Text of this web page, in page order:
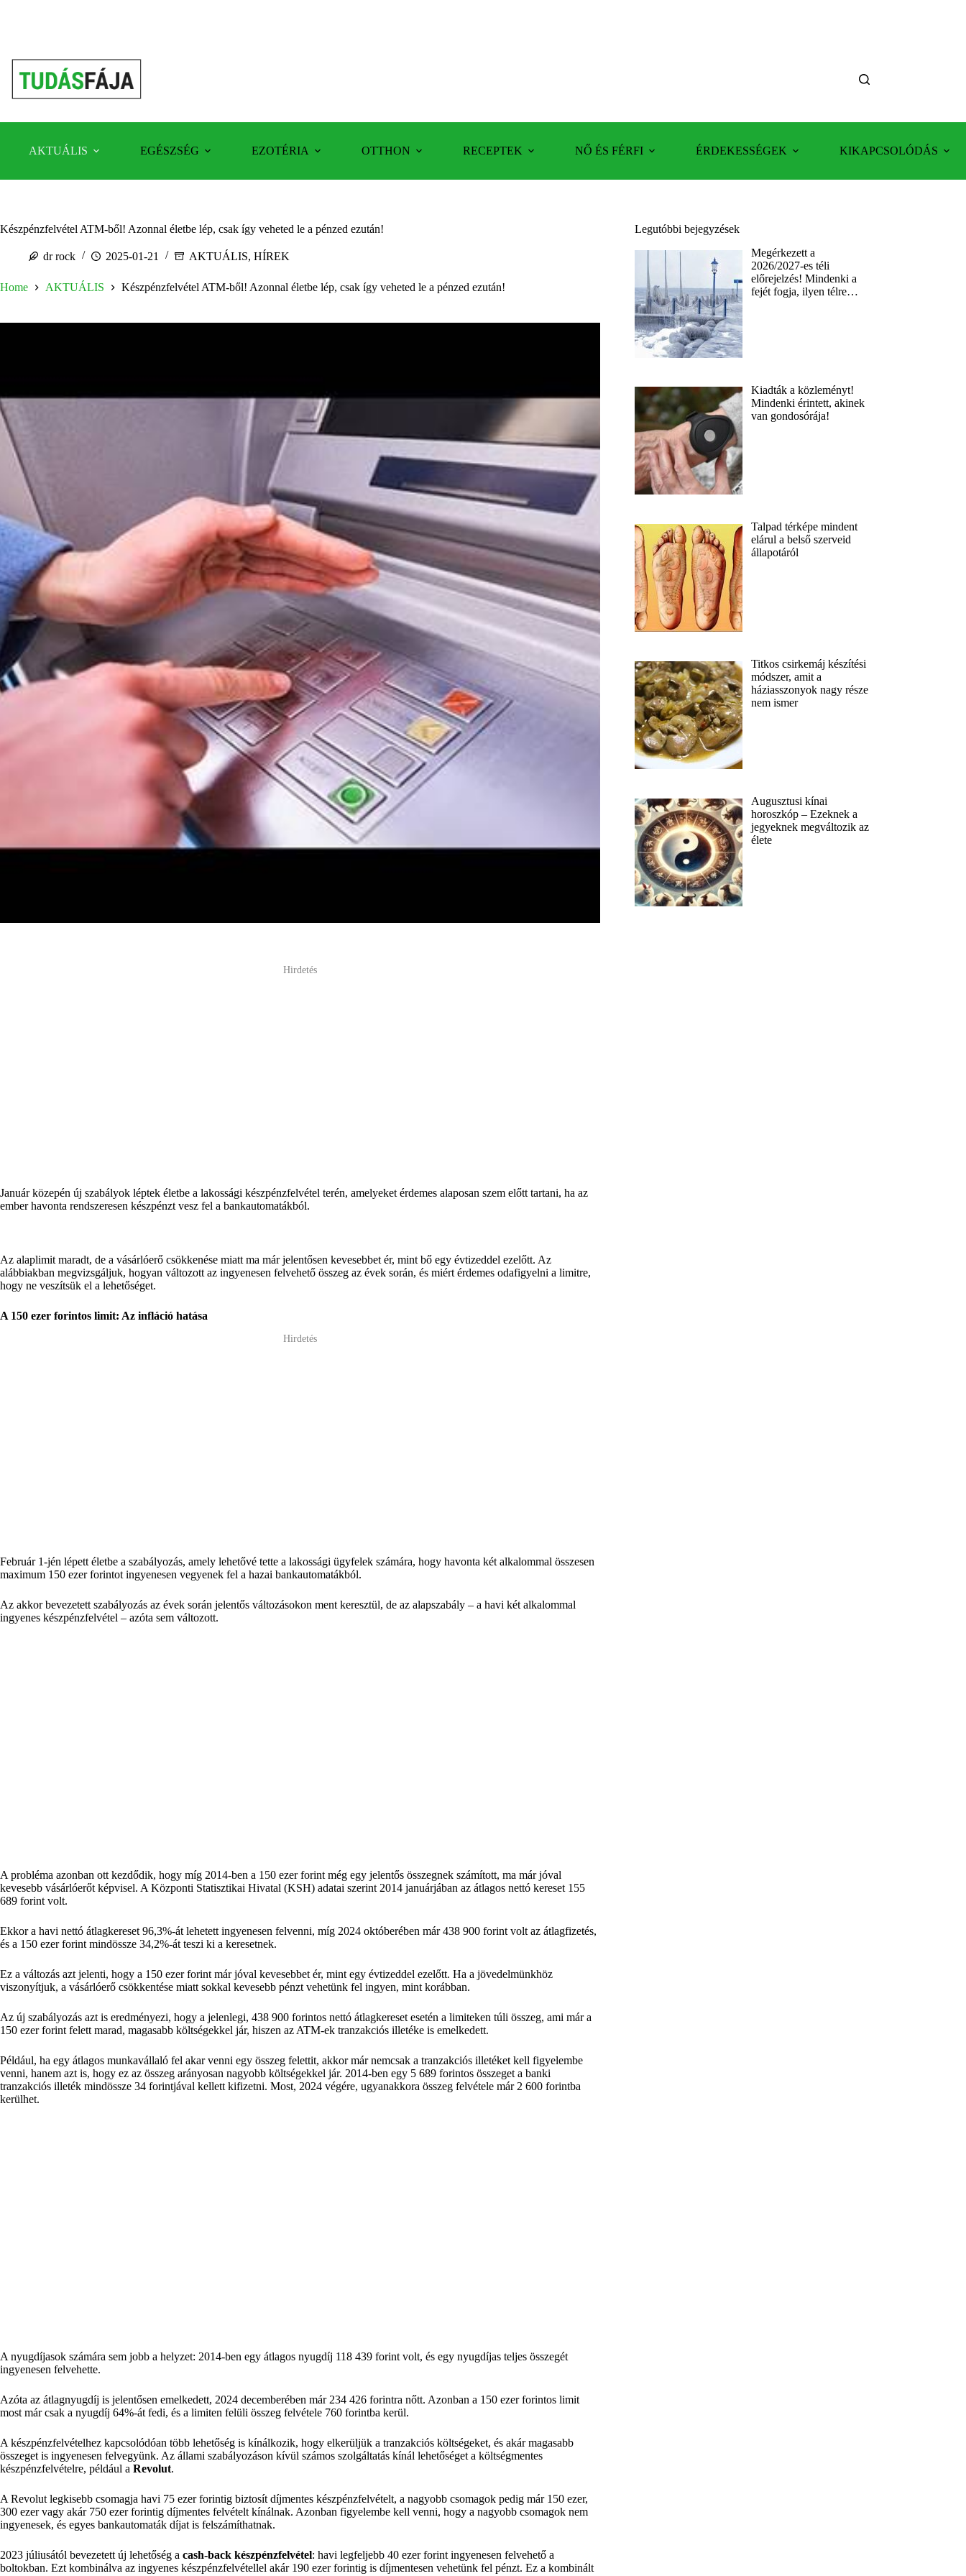
AKTUÁLIS EGÉSZSÉG EZOTÉRIA OTTHON RECEPTEK NŐ ÉS FÉRFI ÉRDEKESSÉGEK KIKAPCSOLÓDÁS
Készpénzfelvétel ATM-ből! Azonnal életbe lép, csak így veheted le a pénzed ezután!
dr rock 2025-01-21 AKTUÁLIS, HÍREK
Home AKTUÁLIS Készpénzfelvétel ATM-ből! Azonnal életbe lép, csak így veheted le a pénzed ezután!
Hirdetés
Január közepén új szabályok léptek életbe a lakossági készpénzfelvétel terén, amelyeket érdemes alaposan szem előtt tartani, ha az
ember havonta rendszeresen készpénzt vesz fel a bankautomatákból.
Az alaplimit maradt, de a vásárlóerő csökkenése miatt ma már jelentősen kevesebbet ér, mint bő egy évtizeddel ezelőtt. Az
alábbiakban megvizsgáljuk, hogyan változott az ingyenesen felvehető összeg az évek során, és miért érdemes odafigyelni a limitre,
hogy ne veszítsük el a lehetőséget.
A 150 ezer forintos limit: Az infláció hatása
Hirdetés
Február 1-jén lépett életbe a szabályozás, amely lehetővé tette a lakossági ügyfelek számára, hogy havonta két alkalommal összesen
maximum 150 ezer forintot ingyenesen vegyenek fel a hazai bankautomatákból.
Az akkor bevezetett szabályozás az évek során jelentős változásokon ment keresztül, de az alapszabály – a havi két alkalommal
ingyenes készpénzfelvétel – azóta sem változott.
A probléma azonban ott kezdődik, hogy míg 2014-ben a 150 ezer forint még egy jelentős összegnek számított, ma már jóval
kevesebb vásárlóerőt képvisel. A Központi Statisztikai Hivatal (KSH) adatai szerint 2014 januárjában az átlagos nettó kereset 155
689 forint volt.
Ekkor a havi nettó átlagkereset 96,3%-át lehetett ingyenesen felvenni, míg 2024 októberében már 438 900 forint volt az átlagfizetés,
és a 150 ezer forint mindössze 34,2%-át teszi ki a keresetnek.
Ez a változás azt jelenti, hogy a 150 ezer forint már jóval kevesebbet ér, mint egy évtizeddel ezelőtt. Ha a jövedelmünkhöz
viszonyítjuk, a vásárlóerő csökkentése miatt sokkal kevesebb pénzt vehetünk fel ingyen, mint korábban.
Az új szabályozás azt is eredményezi, hogy a jelenlegi, 438 900 forintos nettó átlagkereset esetén a limiteken túli összeg, ami már a
150 ezer forint felett marad, magasabb költségekkel jár, hiszen az ATM-ek tranzakciós illetéke is emelkedett.
Például, ha egy átlagos munkavállaló fel akar venni egy összeg felettit, akkor már nemcsak a tranzakciós illetéket kell figyelembe
venni, hanem azt is, hogy ez az összeg arányosan nagyobb költségekkel jár. 2014-ben egy 5 689 forintos összeget a banki
tranzakciós illeték mindössze 34 forintjával kellett kifizetni. Most, 2024 végére, ugyanakkora összeg felvétele már 2 600 forintba
kerülhet.
A nyugdíjasok számára sem jobb a helyzet: 2014-ben egy átlagos nyugdíj 118 439 forint volt, és egy nyugdíjas teljes összegét
ingyenesen felvehette.
Azóta az átlagnyugdíj is jelentősen emelkedett, 2024 decemberében már 234 426 forintra nőtt. Azonban a 150 ezer forintos limit
most már csak a nyugdíj 64%-át fedi, és a limiten felüli összeg felvétele 760 forintba kerül.
A készpénzfelvételhez kapcsolódóan több lehetőség is kínálkozik, hogy elkerüljük a tranzakciós költségeket, és akár magasabb
összeget is ingyenesen felvegyünk. Az állami szabályozáson kívül számos szolgáltatás kínál lehetőséget a költségmentes
készpénzfelvételre, például a Revolut.
A Revolut legkisebb csomagja havi 75 ezer forintig biztosít díjmentes készpénzfelvételt, a nagyobb csomagok pedig már 150 ezer,
300 ezer vagy akár 750 ezer forintig díjmentes felvételt kínálnak. Azonban figyelembe kell venni, hogy a nagyobb csomagok nem
ingyenesek, és egyes bankautomaták díjat is felszámíthatnak.
2023 júliusától bevezetett új lehetőség a cash-back készpénzfelvétel: havi legfeljebb 40 ezer forint ingyenesen felvehető a
boltokban. Ezt kombinálva az ingyenes készpénzfelvétellel akár 190 ezer forintig is díjmentesen vehetünk fel pénzt. Ez a kombinált
Legutóbbi bejegyzések
Megérkezett a
2026/2027-es téli
előrejelzés! Mindenki a
fejét fogja, ilyen télre…
Kiadták a közleményt!
Mindenki érintett, akinek
van gondosórája!
Talpad térképe mindent
elárul a belső szerveid
állapotáról
Titkos csirkemáj készítési
módszer, amit a
háziasszonyok nagy része
nem ismer
Augusztusi kínai
horoszkóp – Ezeknek a
jegyeknek megváltozik az
élete